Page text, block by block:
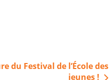
du Festival de l’École des
jeunes !